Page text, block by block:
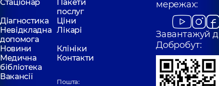
Стаціонар
Пакети
послуг
Діагностика
Ціни
Невідкладна
допомога
Лікарі
Новини
Клініки
Медична
бібліотека
Контакти
Вакансії
Пошта:
мережах:
Завантажуй
Добробут: